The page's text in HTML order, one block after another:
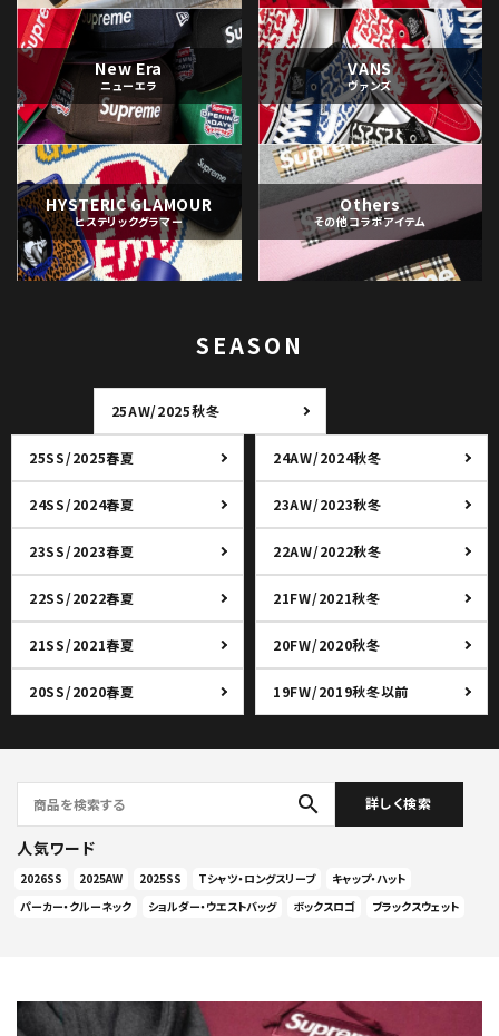
New Era
ニューエラ
VANS
ヴァンズ
HYSTERIC GLAMOUR
ヒステリックグラマー
Others
その他コラボアイテム
SEASON
25AW/2025秋冬
25SS/2025春夏 24AW/2024秋冬
24SS/2024春夏 23AW/2023秋冬
23SS/2023春夏 22AW/2022秋冬
22SS/2022春夏 21FW/2021秋冬
21SS/2021春夏 20FW/2020秋冬
20SS/2020春夏 19FW/2019秋冬以前
search 詳しく検索
人気ワード
2026SS 2025AW 2025SS Tシャツ・ロングスリーブ
キャップ・ハット
パーカー・クルーネック
ショルダー・ウエストバッグ ボックスロゴ ブラックスウェット